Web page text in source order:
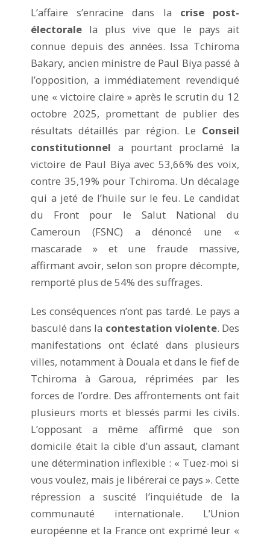
L’affaire s’enracine dans la crise post-
électorale la plus vive que le pays ait
connue depuis des années. Issa Tchiroma
Bakary, ancien ministre de Paul Biya passé à
l’opposition, a immédiatement revendiqué
une « victoire claire » après le scrutin du 12
octobre 2025, promettant de publier des
résultats détaillés par région. Le Conseil
constitutionnel a pourtant proclamé la
victoire de Paul Biya avec 53,66% des voix,
contre 35,19% pour Tchiroma. Un décalage
qui a jeté de l’huile sur le feu. Le candidat
du Front pour le Salut National du
Cameroun (FSNC) a dénoncé une «
mascarade » et une fraude massive,
affirmant avoir, selon son propre décompte,
remporté plus de 54% des suffrages.
Les conséquences n’ont pas tardé. Le pays a
basculé dans la contestation violente. Des
manifestations ont éclaté dans plusieurs
villes, notamment à Douala et dans le fief de
Tchiroma à Garoua, réprimées par les
forces de l’ordre. Des affrontements ont fait
plusieurs morts et blessés parmi les civils.
L’opposant a même affirmé que son
domicile était la cible d’un assaut, clamant
une détermination inflexible : « Tuez-moi si
vous voulez, mais je libérerai ce pays ». Cette
répression a suscité l’inquiétude de la
communauté internationale. L’Union
européenne et la France ont exprimé leur «